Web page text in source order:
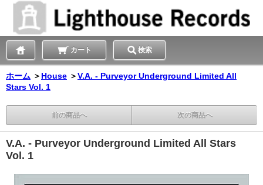
カート 検索
ホーム ＞ House ＞V.A. - Purveyor Underground Limited All
Stars Vol. 1
前の商品へ 次の商品へ
V.A. - Purveyor Underground Limited All Stars
Vol. 1